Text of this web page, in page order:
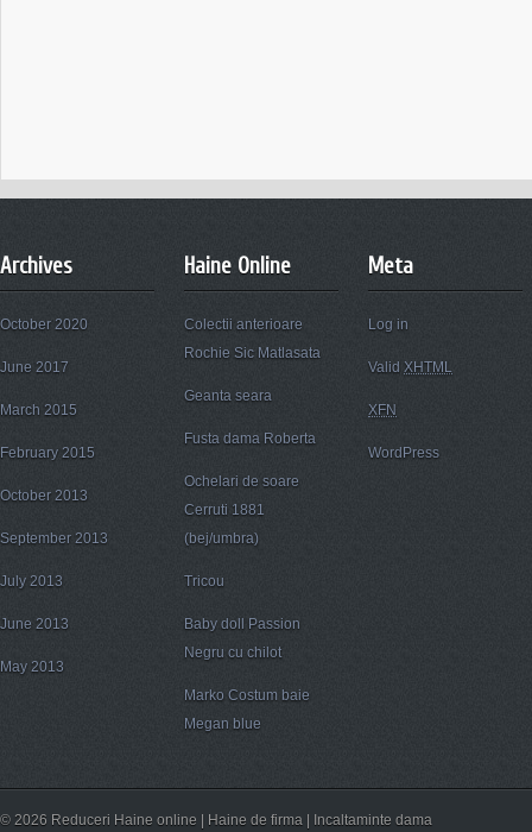
Archives
October 2020
June 2017
March 2015
February 2015
October 2013
September 2013
July 2013
June 2013
May 2013
Haine Online
Colectii anterioare
Rochie Sic Matlasata
Geanta seara
Fusta dama Roberta
Ochelari de soare
Cerruti 1881
(bej/umbra)
Tricou
Baby doll Passion
Negru cu chilot
Marko Costum baie
Megan blue
Meta
Log in
Valid XHTML
XFN
WordPress
© 2026 Reduceri Haine online | Haine de firma | Incaltaminte dama